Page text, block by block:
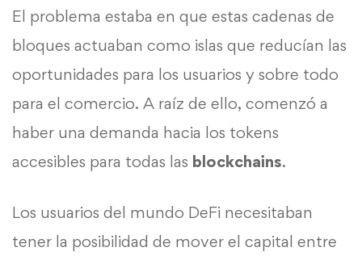
El problema estaba en que estas cadenas de
bloques actuaban como islas que reducían las
oportunidades para los usuarios y sobre todo
para el comercio. A raíz de ello, comenzó a
haber una demanda hacia los tokens
accesibles para todas las blockchains.
Los usuarios del mundo DeFi necesitaban
tener la posibilidad de mover el capital entre